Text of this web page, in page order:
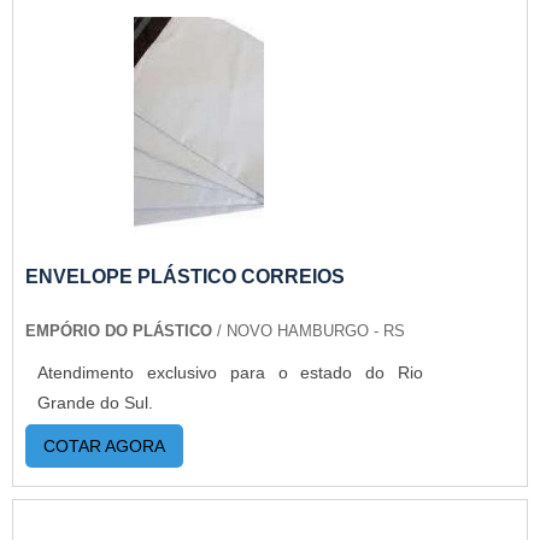
ENVELOPE PLÁSTICO CORREIOS
EMPÓRIO DO PLÁSTICO / NOVO HAMBURGO - RS
Atendimento exclusivo para o estado do Rio
Grande do Sul.
COTAR AGORA